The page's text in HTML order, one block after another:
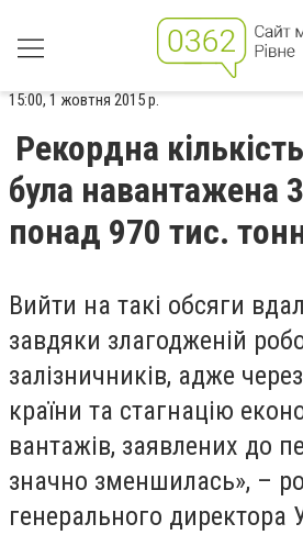
15:00, 1 жовтня 2015 р.
Рекордна
була навантажена
понад 970 тис.
Вийти на такі обсяги
завдяки злагодженій
залізничників, адже
країни та стагнацію
вантажів, заявлених до
значно зменшилась», –
генерального директора